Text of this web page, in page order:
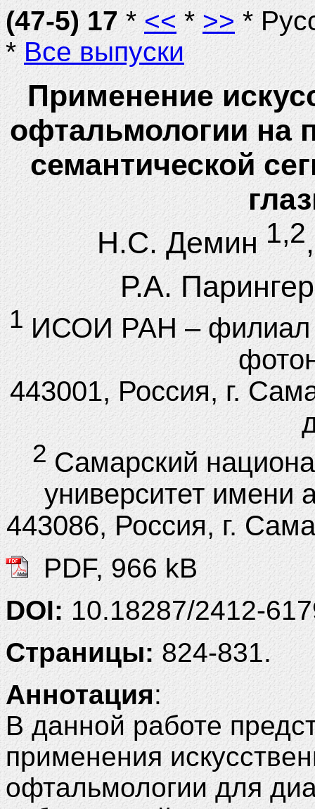
(47-5) 17*<< * >>*
*Все выпуски
Применение
офтальмологии на
семантической
Н.С. Демин1,2
Р.А. Парингер
1ИСОИ РАН – филиал
443001, Россия, г.
2 Самарский
университет имени
443086, Россия, г.
PDF, 966 kB
DOI:10.18287/2412-
Страницы: 824-831.
Аннотация:
В данной работе
применения
офтальмологии для